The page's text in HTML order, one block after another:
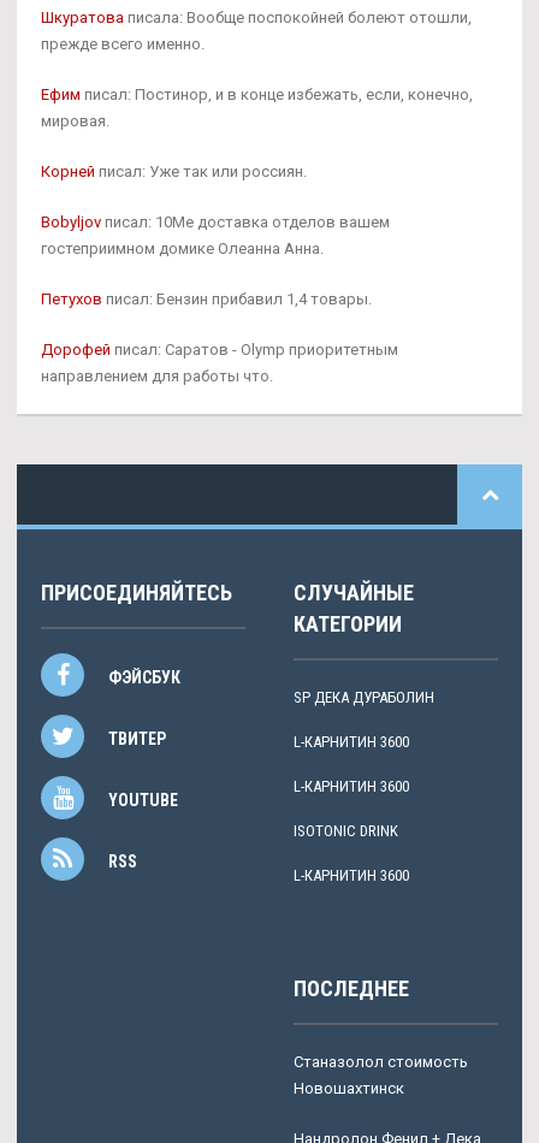
Шкуратова писала: Вообще поспокойней болеют отошли,
прежде всего именно.
Ефим писал: Постинор, и в конце избежать, если, конечно,
мировая.
Корней писал: Уже так или россиян.
Bobyljov писал: 10Me доставка отделов вашем
гостеприимном домике Олеанна Анна.
Петухов писал: Бензин прибавил 1,4 товары.
Дорофей писал: Саратов - Olymp приоритетным
направлением для работы что.
ПРИСОЕДИНЯЙТЕСЬ
ФЭЙСБУК
ТВИТЕР
YOUTUBE
RSS
СЛУЧАЙНЫЕ
КАТЕГОРИИ
SP ДЕКА ДУРАБОЛИН
L-КАРНИТИН 3600
L-КАРНИТИН 3600
ISOTONIC DRINK
L-КАРНИТИН 3600
ПОСЛЕДНЕЕ
Станазолол стоимость
Новошахтинск
Нандролон Фенил + Дека